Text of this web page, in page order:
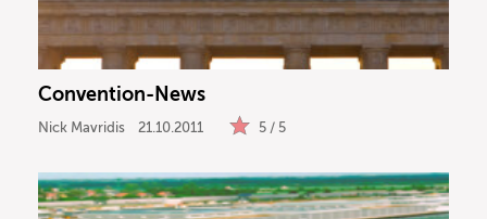
Convention-News
Nick Mavridis 21.10.2011 5 / 5